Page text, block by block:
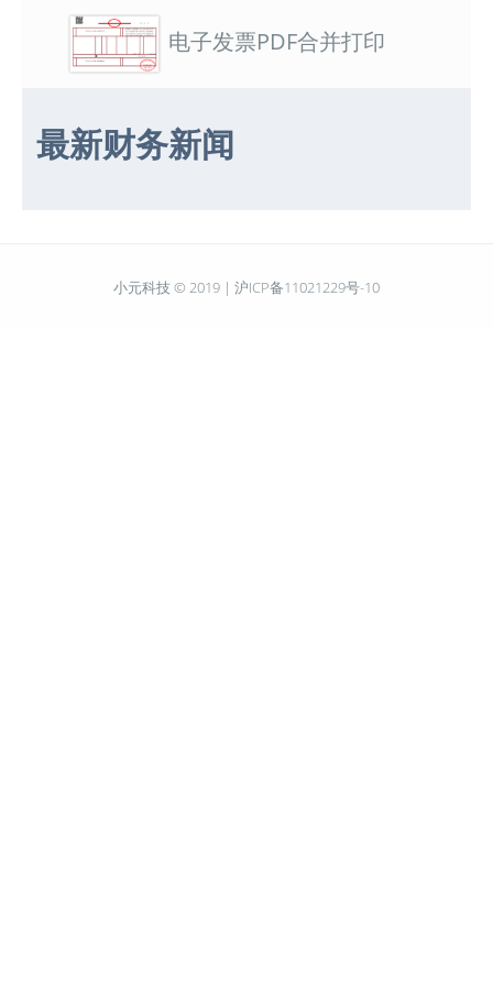
电子发票PDF合并打印
最新财务新闻
小元科技 © 2019 | 沪ICP备11021229号-10